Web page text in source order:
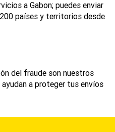
a Gabon; puedes enviar
países y territorios desde
del fraude son nuestros
a proteger tus envíos